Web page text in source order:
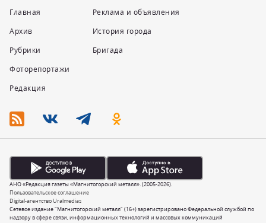
Главная
Архив
Рубрики
Фоторепортажи
Редакция
Реклама и объявления
История города
Бригада
Сетевое издание "Магнитогорский металл" (16+) зарегистрировано Федеральной службой по
надзору в сфере связи, информационных технологий и массовых коммуникаций
Пользовательское соглашение
Digital-агентство Uralmedias
АНО «Редакция газеты «Магнитогорский металл». (2005-2026).